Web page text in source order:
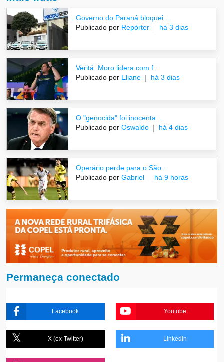
Governo do Paraná bloquei...
Publicado por Repórter há 3 dias
Veritá: Moro lidera com f...
Publicado por Eliane há 3 dias
O "genocida" foi inocenta...
Publicado por Oswaldo há 4 dias
Operário perde para o São...
Publicado por Gabriel há 9 horas
Permaneça conectado
Facebook Youtube
X (ex-Twitter) Linkedin